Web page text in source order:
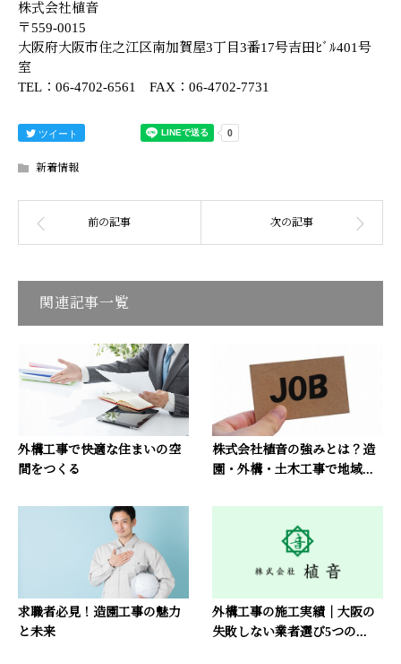
株式会社植音
〒559-0015
大阪府大阪市住之江区南加賀屋3丁目3番17号吉田ﾋﾞﾙ401号
室
TEL：06-4702-6561 FAX：06-4702-7731
ツイート
新着情報
関連記事一覧
外構工事で快適な住まいの空
間をつくる
株式会社植音の強みとは？造
園・外構・土木工事で地域...
求職者必見！造園工事の魅力
と未来
外構工事の施工実績｜大阪の
失敗しない業者選び5つの...